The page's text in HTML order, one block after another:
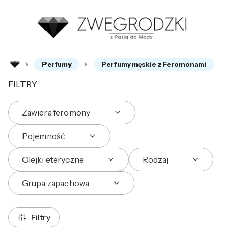
Perfumy Perfumy męskie z Feromonami
FILTRY
Zawiera feromony
Pojemność
Olejki eteryczne Rodzaj
Grupa zapachowa
Koniec filtrów
Filtry